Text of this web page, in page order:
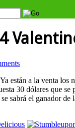
Ya están a la venta los
30 dólares que se
sabrá el ganador de